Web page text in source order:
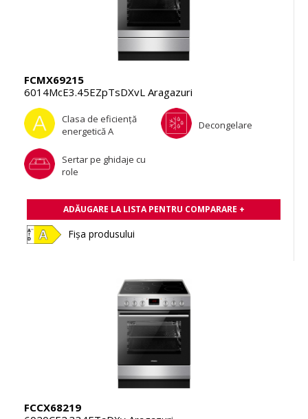
FCMX69215
6014McE3.45EZpTsDXvL Aragazuri
Clasa de eficienţă
energetică A
Decongelare
Sertar pe ghidaje cu
role
ADĂUGARE LA LISTA PENTRU COMPARARE +
Fișa produsului
FCCX68219